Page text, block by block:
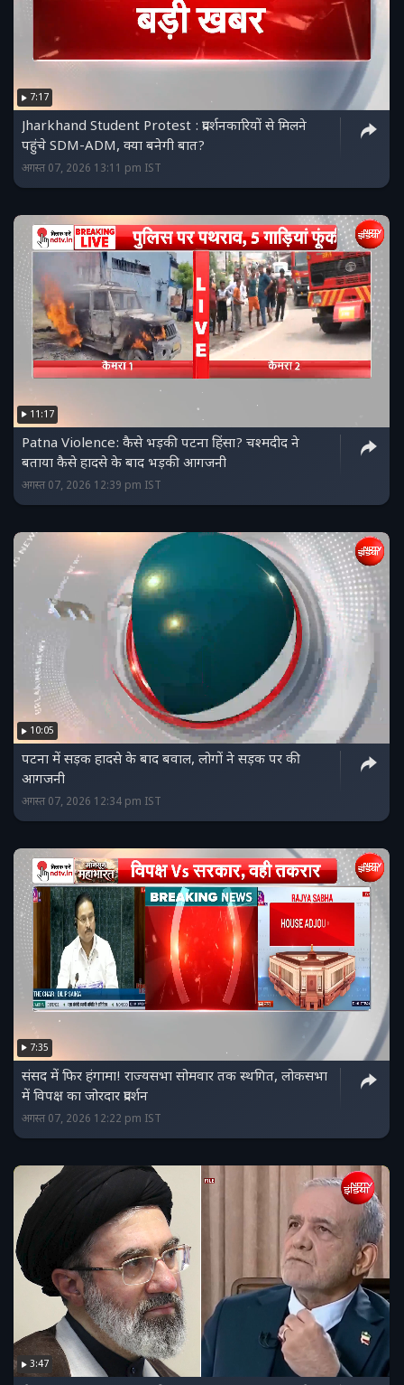
7:17
Jharkhand Student Protest : प्रदर्शनकारियों से मिलने
पहुंचे SDM-ADM, क्या बनेगी बात?
अगस्त 07, 2026 13:11 pm IST
11:17
Patna Violence: कैसे भड़की पटना हिंसा? चश्मदीद ने
बताया कैसे हादसे के बाद भड़की आगजनी
अगस्त 07, 2026 12:39 pm IST
10:05
पटना में सड़क हादसे के बाद बवाल, लोगों ने सड़क पर की
आगजनी
अगस्त 07, 2026 12:34 pm IST
7:35
संसद में फिर हंगामा! राज्यसभा सोमवार तक स्थगित, लोकसभा
में विपक्ष का जोरदार प्रदर्शन
अगस्त 07, 2026 12:22 pm IST
3:47